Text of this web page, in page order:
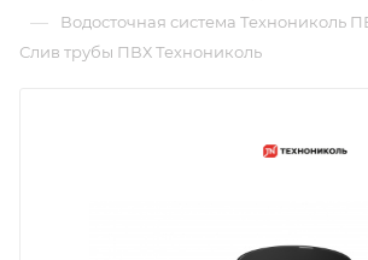
— Водосточная система Технониколь
Слив трубы ПВХ Технониколь